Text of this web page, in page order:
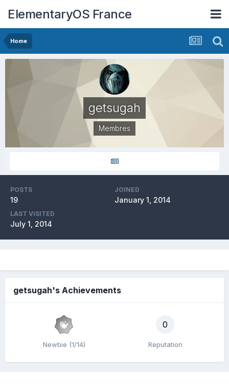
ElementaryOS France
Home
getsugah
Membres
POSTS
19
JOINED
January 1, 2014
LAST VISITED
July 1, 2014
getsugah's Achievements
Newbie (1/14)
0
Reputation